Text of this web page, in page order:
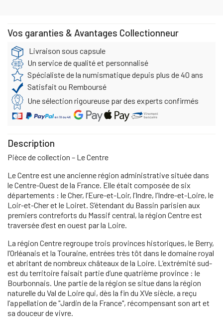
Vos garanties & Avantages Collectionneur
Livraison sous capsule
Un service de qualité et personnalisé
Spécialiste de la numismatique depuis plus de 40 ans
Satisfait ou Remboursé
Une sélection rigoureuse par des experts confirmés
Description
Pièce de collection – Le Centre
Le Centre est une ancienne région administrative située dans
le Centre-Ouest de la France. Elle était composée de six
départements : le Cher, l’Eure-et-Loir, l’Indre, l’Indre-et-Loire, le
Loir-et-Cher et le Loiret. S’étendant du Bassin parisien aux
premiers contreforts du Massif central, la région Centre est
traversée d’est en ouest par la Loire.
La région Centre regroupe trois provinces historiques, le Berry,
l’Orléanais et la Touraine, entrées très tôt dans le domaine royal
et abritant de nombreux châteaux de la Loire. L’extrémité sud-
est du territoire faisait partie d’une quatrième province : le
Bourbonnais. Une partie de la région se situe dans la région
naturelle du Val de Loire qui, dès la fin du XVe siècle, a reçu
l’appellation de "Jardin de la France", récompensant son art et
sa douceur de vivre.